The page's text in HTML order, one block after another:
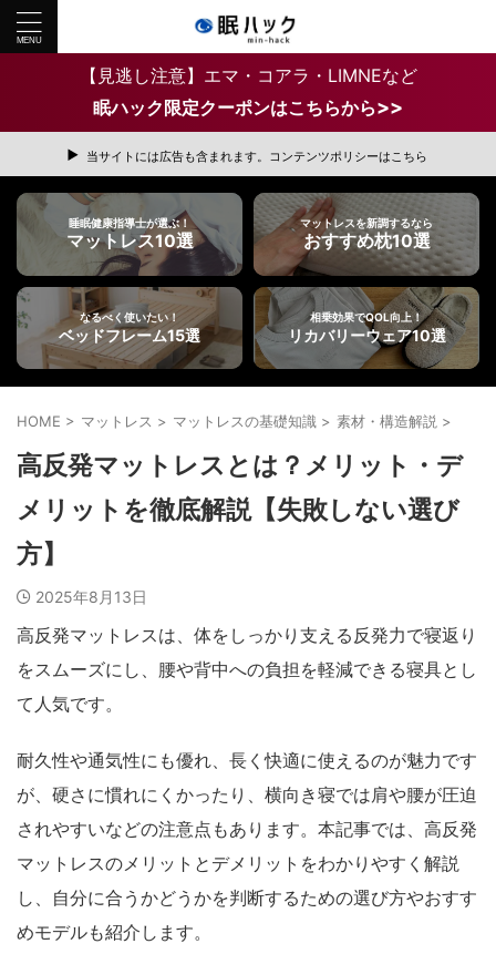
【見逃し注意】エマ・コアラ・LIMNEなど
眠ハック限定クーポンはこちらから>>
当サイトには広告も含まれます。コンテンツポリシーはこちら
睡眠健康指導士が選ぶ！
マットレス10選
マットレスを新調するなら
おすすめ枕10選
なるべく使いたい！
ベッドフレーム15選
相乗効果でQOL向上！
リカバリーウェア10選
HOME > マットレス > マットレスの基礎知識 > 素材・構造解説 >
高反発マットレスとは？メリット・デ
メリットを徹底解説【失敗しない選び
方】
2025年8月13日
高反発マットレスは、体をしっかり支える反発力で寝返り
をスムーズにし、腰や背中への負担を軽減できる寝具とし
て人気です。
耐久性や通気性にも優れ、長く快適に使えるのが魅力です
が、硬さに慣れにくかったり、横向き寝では肩や腰が圧迫
されやすいなどの注意点もあります。本記事では、高反発
マットレスのメリットとデメリットをわかりやすく解説
し、自分に合うかどうかを判断するための選び方やおすす
めモデルも紹介します。